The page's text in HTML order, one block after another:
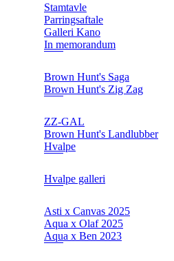
Stamtavle
Parringsaftale
Galleri Kano
In memorandum
Brown Hunt's Saga
Brown Hunt's Zig Zag
ZZ-GAL
Brown Hunt's Landlubber
Hvalpe
Hvalpe galleri
Asti x Canvas 2025
Aqua x Olaf 2025
Aqua x Ben 2023